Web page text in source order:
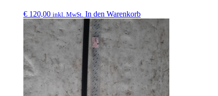
€ 120,00 inkl. MwSt. In den Warenkorb